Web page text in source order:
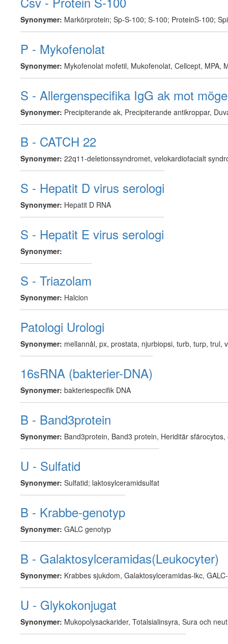
Synonymer: Markörprotein; Sp-S-100; S-100; ProteinS-100;
P - Mykofenolat
Synonymer: Mykofenolat mofetil, Mukofenolat, Cellcept, MPA,
S - Allergenspecifika IgG ak mot
Synonymer: Precipiterande ak, Precipiterande antikroppar,
B - CATCH 22
Synonymer: 22q11-deletionssyndromet, velokardiofacialt
S - Hepatit D virus serologi
Synonymer: Hepatit D RNA
S - Hepatit E virus serologi
Synonymer:
S - Triazolam
Synonymer: Halcion
Patologi Urologi
Synonymer: mellannål, px, prostata, njurbiopsi, turb, turp, trul,
16sRNA (bakterier-DNA)
Synonymer: bakteriespecifik DNA
B - Band3protein
Synonymer: Band3protein, Band3 protein, Heriditär
U - Sulfatid
Synonymer: Sulfatid; laktosylceramidsulfat
B - Krabbe-genotyp
Synonymer: GALC genotyp
B - Galaktosylceramidas(Leukocyter)
Synonymer: Krabbes sjukdom, Galaktosylceramidas-lkc,
U - Glykokonjugat
Synonymer: Mukopolysackarider, Totalsialinsyra, Sura och